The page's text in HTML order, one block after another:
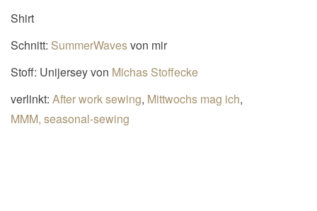
Shirt
Schnitt: SummerWavesvon mir
Stoff: Unijersey von Michas Stoffecke
verlinkt: After work sewing, Mittwochs mag ich,
MMM, seasonal-sewing